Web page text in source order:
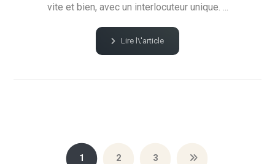
vite et bien, avec un interlocuteur unique. ...
Lire l\'article
1 2 3